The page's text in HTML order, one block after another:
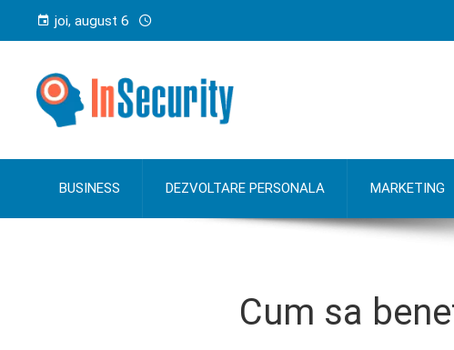
joi, august 6
BUSINESS DEZVOLTARE PERSONALA MARKETING
Cum sa